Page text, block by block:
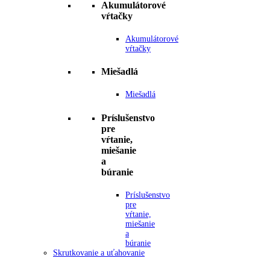
Akumulátorové
vŕtačky
Akumulátorové
vŕtačky
Miešadlá
Miešadlá
Príslušenstvo
pre
vŕtanie,
miešanie
a
búranie
Príslušenstvo
pre
vŕtanie,
miešanie
a
búranie
Skrutkovanie a uťahovanie